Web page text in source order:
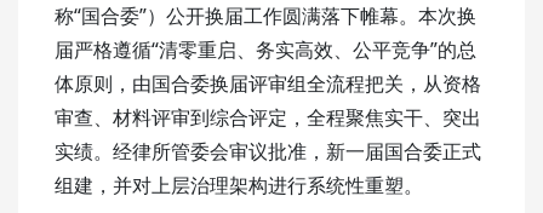
称“国合委”）公开换届工作圆满落下帷幕。本次换
届严格遵循“清零重启、务实高效、公平竞争”的总
体原则，由国合委换届评审组全流程把关，从资格
审查、材料评审到综合评定，全程聚焦实干、突出
实绩。经律所管委会审议批准，新一届国合委正式
组建，并对上层治理架构进行系统性重塑。